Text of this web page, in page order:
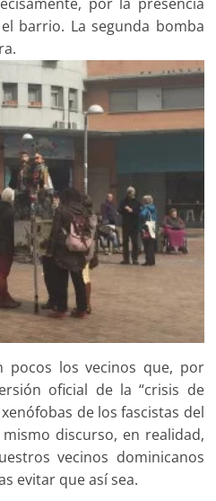
barrio. La segunda bomba
los vecinos que, por
oficial de la “crisis de
de los fascistas del
discurso, en realidad,
vecinos dominicanos
evitar que así sea.